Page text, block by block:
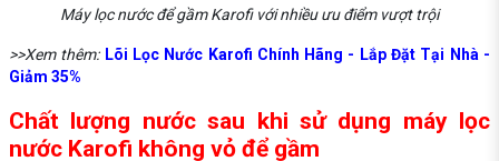
Máy lọc nước để gầm Karofi với nhiều ưu điểm vượt trội
>>Xem thêm: Lõi Lọc Nước Karofi Chính Hãng - Lắp Đặt Tại Nhà -
Giảm 35%
Chất lượng nước sau khi sử dụng máy lọc
nước Karofi không vỏ để gầm